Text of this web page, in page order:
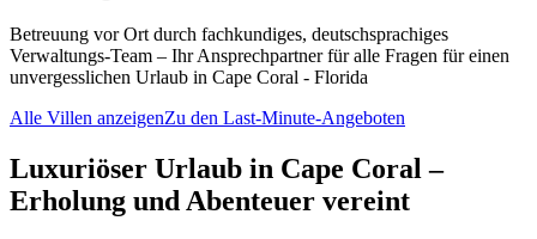
Betreuung vor Ort durch fachkundiges, deutschsprachiges
Verwaltungs-Team – Ihr Ansprechpartner für alle Fragen für einen
unvergesslichen Urlaub in Cape Coral - Florida
Alle Villen anzeigenZu den Last-Minute-Angeboten
Luxuriöser Urlaub in Cape Coral –
Erholung und Abenteuer vereint